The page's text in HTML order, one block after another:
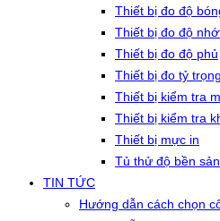
Thiết bị đo độ
Thiết bị đo độ
Thiết bị đo độ phủ
Thiết bị đo tỷ trọng
Thiết bị kiểm tra
Thiết bị kiểm tra
Thiết bị mực in
Tủ thử độ bền
TIN TỨC
Hướng dẫn cách chọn